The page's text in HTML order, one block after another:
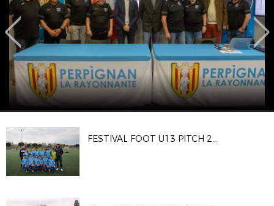
FESTIVAL FOOT U13 PITCH 2018 - FINALE DEPARTEMENTALE